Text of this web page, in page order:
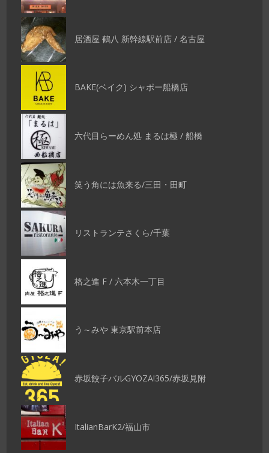
居酒屋 鶴八 新幹線駅前店 / 名古屋
BAKE(ベイク) シャポー船橋店
六代目らーめん処 まるは極 / 船橋
笑う角には魚来る/三田・田町
リストランテさくら/千葉
格之進 F / 六本木一丁目
う～みや 東京駅前本店
赤坂餃子バルGYOZA!365/赤坂見附
ItalianBarK2/福山市